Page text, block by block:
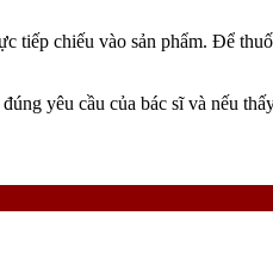
tiếp chiếu vào sản phẩm. Để
yêu cầu của bác sĩ và nếu